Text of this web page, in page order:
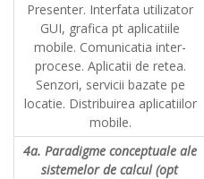
Presenter. Interfata utilizator
GUI, grafica pt aplicatiile
mobile. Comunicatia inter-
procese. Aplicatii de retea.
Senzori, servicii bazate pe
locatie. Distribuirea aplicatiilor
mobile.
4a. Paradigme conceptuale ale
sistemelor de calcul (opt